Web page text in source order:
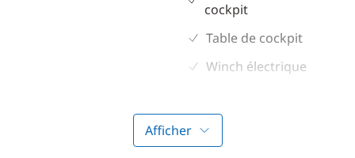
cockpit
Table de cockpit
Winch électrique
Divers
Equipement de
Afficher